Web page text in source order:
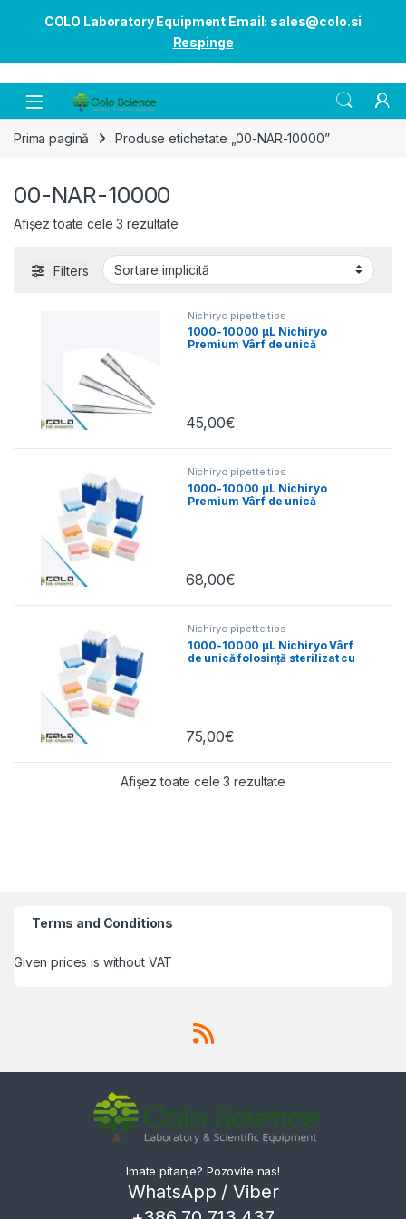
COLO Laboratory Equipment Email: sales@colo.si
Respinge
Open
Prima pagină Produse etichetate „00-NAR-10000”
00-NAR-10000
Afișez toate cele 3 rezultate
Filters
Nichiryo pipette tips
1000-10000 µL Nichiryo
Premium Vârf de unică
45,00€
Nichiryo pipette tips
1000-10000 µL Nichiryo
Premium Vârf de unică
68,00€
Nichiryo pipette tips
1000-10000 µL Nichiryo Vârf
de unică folosință sterilizat cu
75,00€
Afișez toate cele 3 rezultate
Terms and Conditions
Given prices is without VAT
Imate pitanje? Pozovite nas!
WhatsApp / Viber